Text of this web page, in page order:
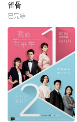
雀骨
已完结